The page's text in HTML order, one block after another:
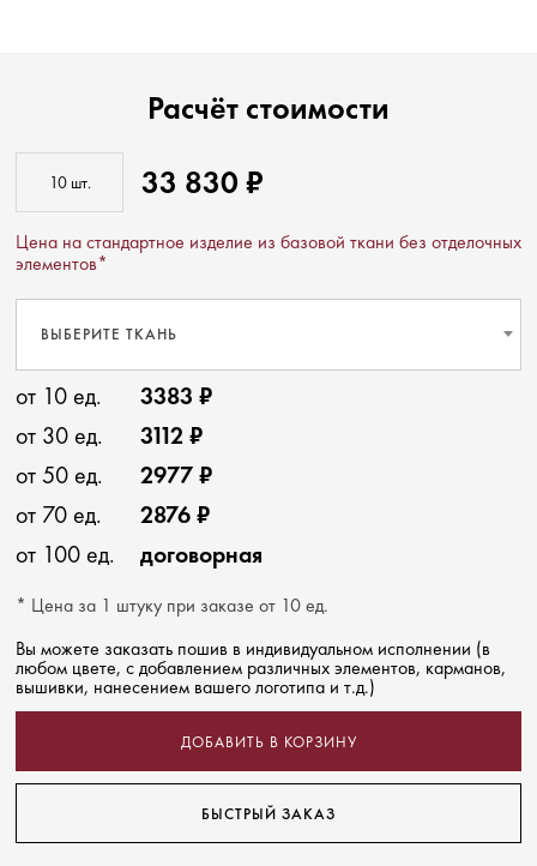
Расчёт стоимости
33 830 ₽
Цена на стандартное изделие из базовой ткани без отделочных
элементов*
ВЫБЕРИТЕ ТКАНЬ
от 10 ед.
3383 ₽
от 30 ед.
3112 ₽
от 50 ед.
2977 ₽
от 70 ед.
2876 ₽
от 100 ед.
договорная
* Цена за 1 штуку при заказе от 10 ед.
Вы можете заказать пошив в индивидуальном исполнении (в
любом цвете, с добавлением различных элементов, карманов,
вышивки, нанесением вашего логотипа и т.д.)
ДОБАВИТЬ В КОРЗИНУ
БЫСТРЫЙ ЗАКАЗ